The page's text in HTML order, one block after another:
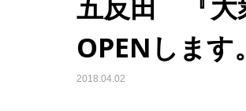
OPENしま
2018.04.02